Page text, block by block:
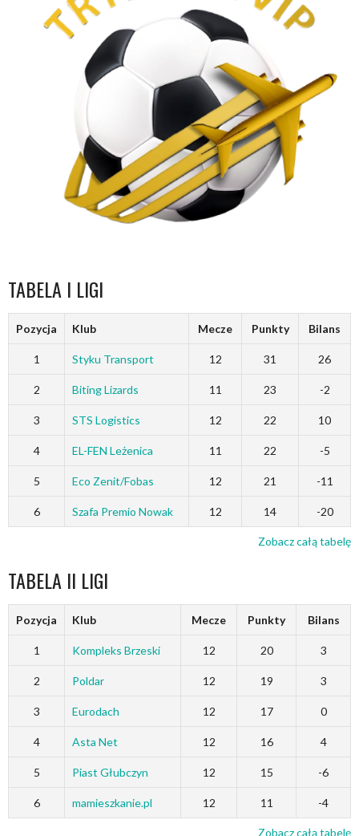
TABELA I LIGI
Pozycja Klub Mecze Punkty Bilans
1 Styku Transport 12 31 26
2 Biting Lizards 11 23 -2
3 STS Logistics 12 22 10
4 EL-FEN Leżenica 11 22 -5
5 Eco Zenit/Fobas 12 21 -11
6 Szafa Premio Nowak 12 14 -20
Zobacz całą tabelę
TABELA II LIGI
Pozycja Klub Mecze Punkty Bilans
1 Kompleks Brzeski 12 20 3
2 Poldar 12 19 3
3 Eurodach 12 17 0
4 Asta Net 12 16 4
5 Piast Głubczyn 12 15 -6
6 mamieszkanie.pl 12 11 -4
Zobacz całą tabelę